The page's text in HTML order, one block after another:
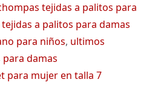
tejidas a palitos para
a palitos para damas
para niños, ultimos
damas
para mujer en talla 7